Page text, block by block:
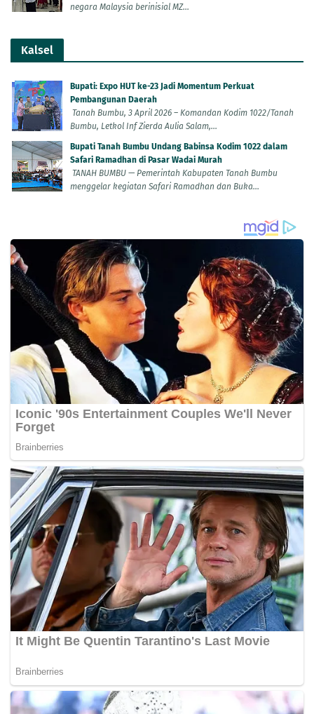
negara Malaysia berinisial MZ...
Kalsel
Bupati: Expo HUT ke-23 Jadi Momentum Perkuat
Pembangunan Daerah
Tanah Bumbu, 3 April 2026 – Komandan Kodim 1022/Tanah
Bumbu, Letkol Inf Zierda Aulia Salam,...
Bupati Tanah Bumbu Undang Babinsa Kodim 1022 dalam
Safari Ramadhan di Pasar Wadai Murah
TANAH BUMBU — Pemerintah Kabupaten Tanah Bumbu
menggelar kegiatan Safari Ramadhan dan Buka...